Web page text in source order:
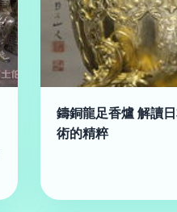
鑄銅龍足香爐 解讀
術的精粹